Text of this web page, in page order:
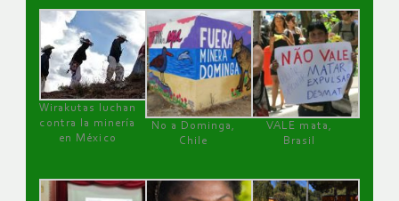
Wirakutas luchan
contra la minería
en México
No a Dominga,
Chile
VALE mata,
Brasil